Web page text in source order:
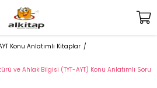
Konu Anlatımlı Kitaplar
ve Ahlak Bilgisi (TYT-AYT) Konu Anlatımlı Soru